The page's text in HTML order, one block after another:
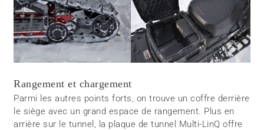
Rangement et chargement
Parmi les autres points forts, on trouve un coffre derrière
le siège avec un grand espace de rangement. Plus en
arrière sur le tunnel, la plaque de tunnel Multi-LinQ offre